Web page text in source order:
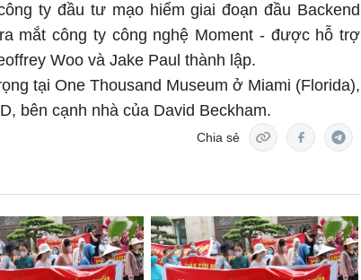
ty đầu tư mạo hiểm giai đoạn đầu Backend
mắt công ty công nghệ Moment - được hỗ trợ
Woo và Jake Paul thành lập.
tại One Thousand Museum ở Miami (Florida),
bên cạnh nhà của David Beckham.
Chia sẻ